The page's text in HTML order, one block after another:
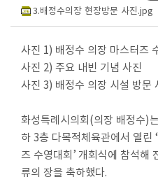
인
넷
방
송
의
안
정
보
3.배정수의장 현장방문 사진.jpg
사진 1) 배정수 의장 마스터즈
사진 2) 주요 내빈 기념 사진
사진 3) 배정수 의장 시설 방문
화성특례시의회(의장 배정수)
하3층 다목적체육관에서 열린
즈 수영대회’개회식에 참석해
류의 장을 축하했다.